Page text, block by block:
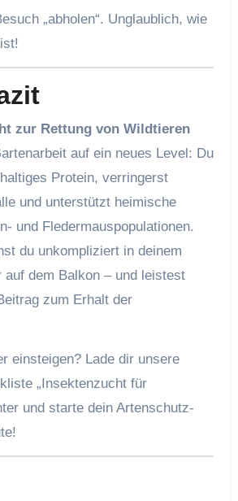
„abholen“. Unglaublich, wie
zur Rettung von Wildtieren
auf ein neues Level: Du
Protein, verringerst
und unterstützt heimische
und Fledermauspopula­tionen.
du unkompliziert in deinem
auf dem Balkon – und leistest
zum Erhalt der
einsteigen? Lade dir unsere
„Insektenzucht für
und starte dein Artenschutz-